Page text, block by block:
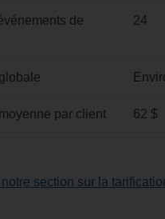
de
24
par client 62 $
section sur la